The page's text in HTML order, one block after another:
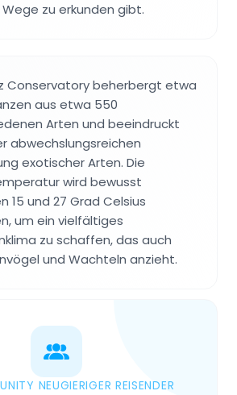
zu erkunden gibt.
Conservatory beherbergt etwa
aus etwa 550
Arten und beeindruckt
abwechslungsreichen
exotischer Arten. Die
wird bewusst
15 und 27 Grad Celsius
um ein vielfältiges
zu schaffen, das auch
und Wachteln anzieht.
NEUGIERIGER REISENDER